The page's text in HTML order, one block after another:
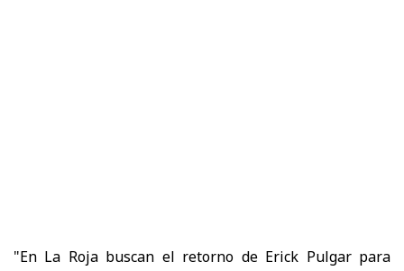
"En La Roja buscan el retorno de Erick Pulgar para